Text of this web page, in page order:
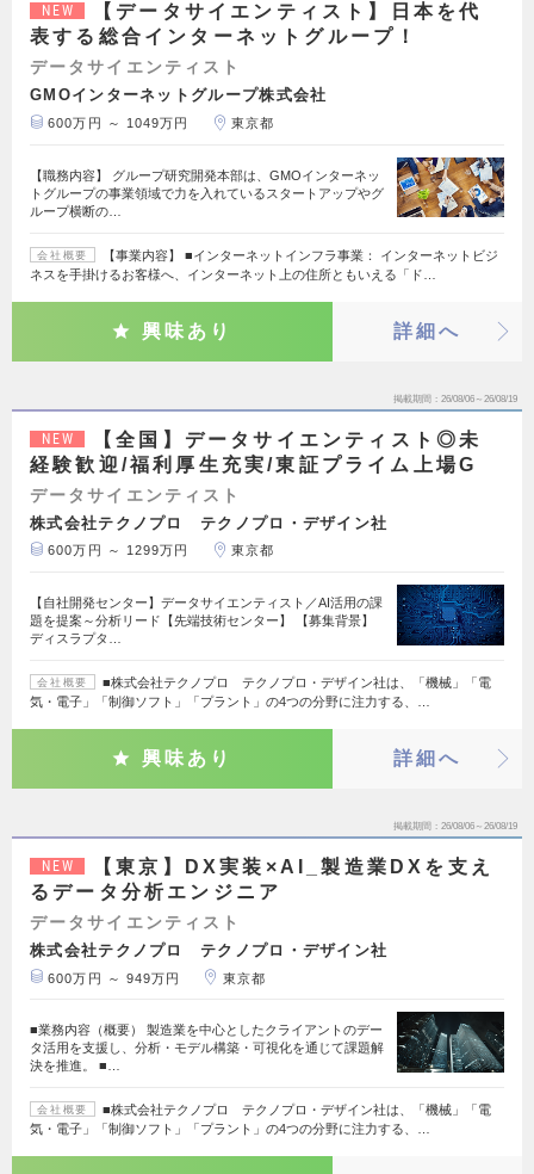
NEW
【データサイエンティスト】日本を代
表する総合インターネットグループ！
データサイエンティスト
GMOインターネットグループ株式会社
600万円 ～ 1049万円 東京都
【職務内容】 グループ研究開発本部は、GMOインターネッ
トグループの事業領域で力を入れているスタートアップやグ
ループ横断の…
会社概要
【事業内容】 ■インターネットインフラ事業： インターネットビジ
ネスを手掛けるお客様へ、インターネット上の住所ともいえる「ド…
興味あり 詳細へ
掲載期間 26/08/06～26/08/19
NEW
【全国】データサイエンティスト◎未
経験歓迎/福利厚生充実/東証プライム上場G
データサイエンティスト
株式会社テクノプロ テクノプロ・デザイン社
600万円 ～ 1299万円 東京都
【自社開発センター】データサイエンティスト／AI活用の課
題を提案～分析リード【先端技術センター】 【募集背景】
ディスラプタ…
会社概要
■株式会社テクノプロ テクノプロ・デザイン社は、「機械」「電
気・電子」「制御ソフト」「プラント」の4つの分野に注力する、…
興味あり 詳細へ
掲載期間 26/08/06～26/08/19
NEW
【東京】DX実装×AI_製造業DXを支え
るデータ分析エンジニア
データサイエンティスト
株式会社テクノプロ テクノプロ・デザイン社
600万円 ～ 949万円 東京都
■業務内容（概要） 製造業を中心としたクライアントのデー
タ活用を支援し、分析・モデル構築・可視化を通じて課題解
決を推進。 ■…
会社概要
■株式会社テクノプロ テクノプロ・デザイン社は、「機械」「電
気・電子」「制御ソフト」「プラント」の4つの分野に注力する、…